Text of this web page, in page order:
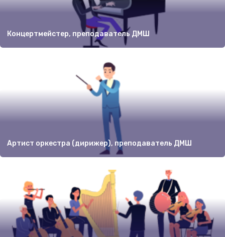
Концертмейстер, преподаватель ДМШ
Артист оркестра (дирижер), преподаватель ДМШ